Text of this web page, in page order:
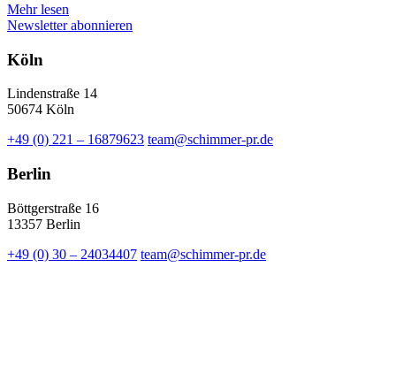
Mehr lesen
Newsletter abonnieren
Köln
Lindenstraße 14
50674 Köln
+49 (0) 221 – 16879623 team@schimmer-pr.de
Berlin
Böttgerstraße 16
13357 Berlin
+49 (0) 30 – 24034407 team@schimmer-pr.de